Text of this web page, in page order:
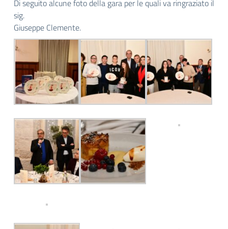
Di seguito alcune foto della gara per le quali va ringraziato il
sig.
Giuseppe Clemente.